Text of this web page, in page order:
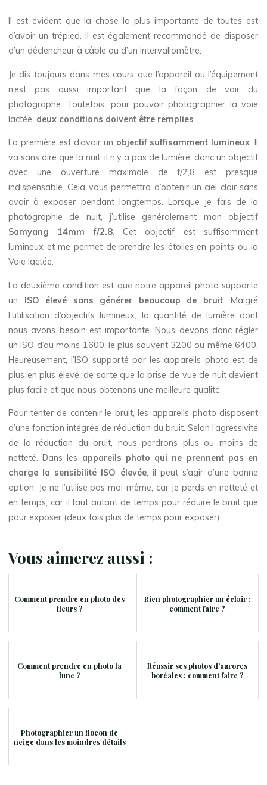
Il est évident que la chose la plus importante de toutes est
d’avoir un trépied. Il est également recommandé de disposer
d’un déclencheur à câble ou d’un intervallomètre.
Je dis toujours dans mes cours que l’appareil ou l’équipement
n’est pas aussi important que la façon de voir du
photographe. Toutefois, pour pouvoir photographier la voie
lactée, deux conditions doivent être remplies.
La première est d’avoir un objectif suffisamment lumineux. Il
va sans dire que la nuit, il n’y a pas de lumière, donc un objectif
avec une ouverture maximale de f/2,8 est presque
indispensable. Cela vous permettra d’obtenir un ciel clair sans
avoir à exposer pendant longtemps. Lorsque je fais de la
photographie de nuit, j’utilise généralement mon objectif
Samyang 14mm f/2.8. Cet objectif est suffisamment
lumineux et me permet de prendre les étoiles en points ou la
Voie lactée.
La deuxième condition est que notre appareil photo supporte
un ISO élevé sans générer beaucoup de bruit . Malgré
l’utilisation d’objectifs lumineux, la quantité de lumière dont
nous avons besoin est importante. Nous devons donc régler
un ISO d’au moins 1600, le plus souvent 3200 ou même 6400.
Heureusement, l’ISO supporté par les appareils photo est de
plus en plus élevé, de sorte que la prise de vue de nuit devient
plus facile et que nous obtenons une meilleure qualité.
Pour tenter de contenir le bruit, les appareils photo disposent
d’une fonction intégrée de réduction du bruit. Selon l’agressivité
de la réduction du bruit, nous perdrons plus ou moins de
netteté. Dans les appareils photo qui ne prennent pas en
charge la sensibilité ISO élevée, il peut s’agir d’une bonne
option. Je ne l’utilise pas moi-même, car je perds en netteté et
en temps, car il faut autant de temps pour réduire le bruit que
pour exposer (deux fois plus de temps pour exposer).
Vous aimerez aussi :
Comment prendre en photo des
fleurs ?
Bien photographier un éclair :
comment faire ?
Comment prendre en photo la
lune ?
Réussir ses photos d'aurores
boréales : comment faire ?
Photographier un flocon de
neige dans les moindres détails